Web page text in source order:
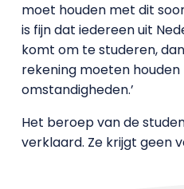
moet houden met dit
is fijn dat iedereen uit
komt om te studeren,
rekening moeten
omstandigheden.’
Het beroep van de
verklaard. Ze krijgt geen